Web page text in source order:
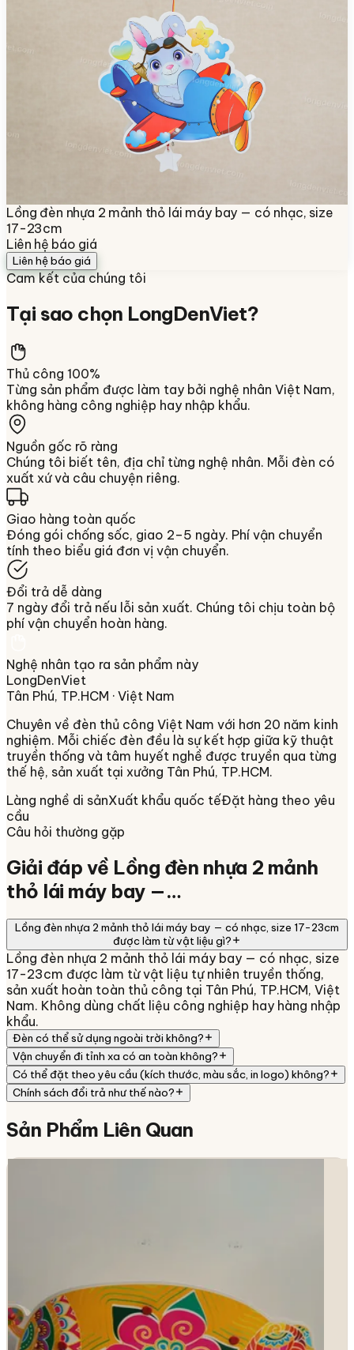
Lồng đèn nhựa 2 mảnh thỏ lái máy bay — có nhạc, size
17-23cm
Liên hệ báo giá
Liên hệ báo giá
Cam kết của chúng tôi
Tại sao chọn LongDenViet?
Thủ công 100%
Từng sản phẩm được làm tay bởi nghệ nhân Việt Nam,
không hàng công nghiệp hay nhập khẩu.
Nguồn gốc rõ ràng
Chúng tôi biết tên, địa chỉ từng nghệ nhân. Mỗi đèn có
xuất xứ và câu chuyện riêng.
Giao hàng toàn quốc
Đóng gói chống sốc, giao 2–5 ngày. Phí vận chuyển
tính theo biểu giá đơn vị vận chuyển.
Đổi trả dễ dàng
7 ngày đổi trả nếu lỗi sản xuất. Chúng tôi chịu toàn bộ
phí vận chuyển hoàn hàng.
Nghệ nhân tạo ra sản phẩm này
LongDenViet
Tân Phú, TP.HCM · Việt Nam
Chuyên về đèn thủ công Việt Nam với hơn 20 năm kinh
nghiệm. Mỗi chiếc đèn đều là sự kết hợp giữa kỹ thuật
truyền thống và tâm huyết nghề được truyền qua từng
thế hệ, sản xuất tại xưởng Tân Phú, TP.HCM.
Làng nghề di sảnXuất khẩu quốc tếĐặt hàng theo yêu
cầu
Câu hỏi thường gặp
Giải đáp về Lồng đèn nhựa 2 mảnh
thỏ lái máy bay —…
Lồng đèn nhựa 2 mảnh thỏ lái máy bay — có nhạc, size 17-23cm
được làm từ vật liệu gì?
Lồng đèn nhựa 2 mảnh thỏ lái máy bay — có nhạc, size
17-23cm được làm từ vật liệu tự nhiên truyền thống,
sản xuất hoàn toàn thủ công tại Tân Phú, TP.HCM, Việt
Nam. Không dùng chất liệu công nghiệp hay hàng nhập
khẩu.
Đèn có thể sử dụng ngoài trời không?
Vận chuyển đi tỉnh xa có an toàn không?
Có thể đặt theo yêu cầu (kích thước, màu sắc, in logo) không?
Chính sách đổi trả như thế nào?
Sản Phẩm Liên Quan